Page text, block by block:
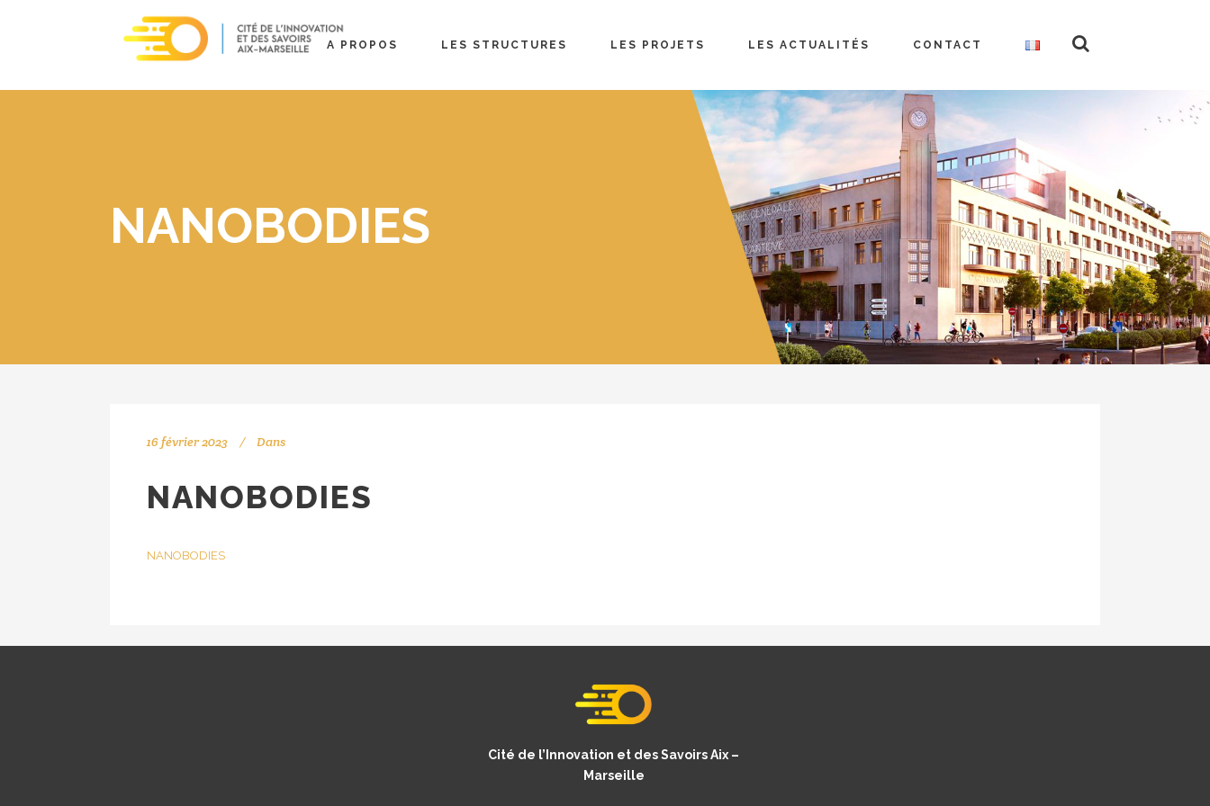
A PROPOS LES STRUCTURES LES PROJETS LES ACTUALITÉS CONTACT
NANOBODIES
16 février 2023 Dans
NANOBODIES
NANOBODIES
Cité de l’Innovation et des Savoirs Aix –
Marseille